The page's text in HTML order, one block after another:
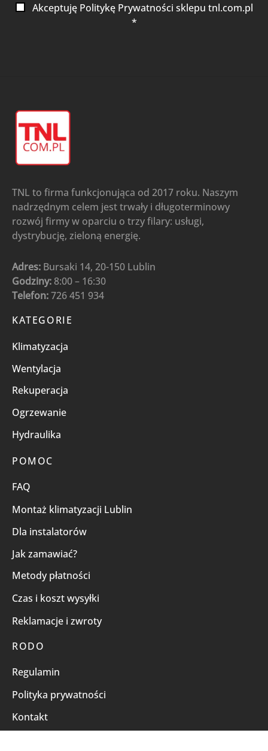
Akceptuję Politykę Prywatności sklepu tnl.com.pl
*
TNL to firma funkcjonująca od 2017 roku. Naszym
nadrzędnym celem jest trwały i długoterminowy
rozwój firmy w oparciu o trzy filary: usługi,
dystrybucję, zieloną energię.
Adres: Bursaki 14, 20-150 Lublin
Godziny: 8:00 – 16:30
Telefon:726 451 934
KATEGORIE
Klimatyzacja
Wentylacja
Rekuperacja
Ogrzewanie
Hydraulika
POMOC
FAQ
Montaż klimatyzacji Lublin
Dla instalatorów
Jak zamawiać?
Metody płatności
Czas i koszt wysyłki
Reklamacje i zwroty
RODO
Regulamin
Polityka prywatności
Kontakt